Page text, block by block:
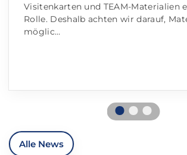
Visitenkarten und TEAM-Materialien
Rolle. Deshalb achten wir darauf,
möglic…
Alle News